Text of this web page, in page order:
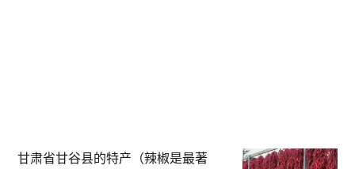
甘肃省甘谷县的特产（辣椒是最著